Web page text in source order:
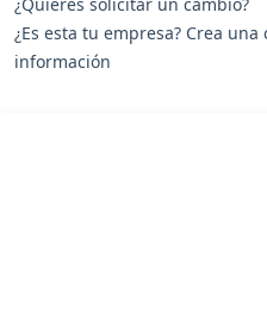
¿Es esta tu empresa? Crea
información